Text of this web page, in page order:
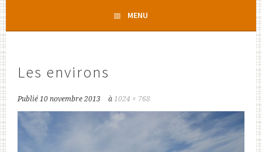
contenu
MENU
Les environs
Publié10 novembre 2013 à1024 × 768